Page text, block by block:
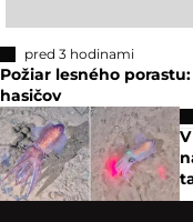
pred 3 hodinami
Požiar lesného
hasičov